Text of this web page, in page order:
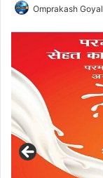
Omprakash Goyal